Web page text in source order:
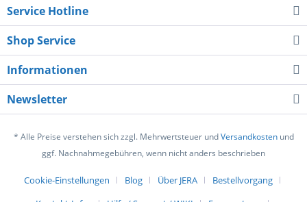
Service Hotline
Shop Service
Informationen
Newsletter
* Alle Preise verstehen sich zzgl. Mehrwertsteuer undVersandkostenund
ggf. Nachnahmegebühren, wenn nicht anders beschrieben
Cookie-Einstellungen Blog Über JERA
Bestellvorgang